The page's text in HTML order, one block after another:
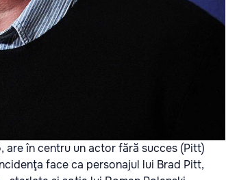
are în centru un actor fără succes (Pitt)
face ca personajul lui Brad Pitt,